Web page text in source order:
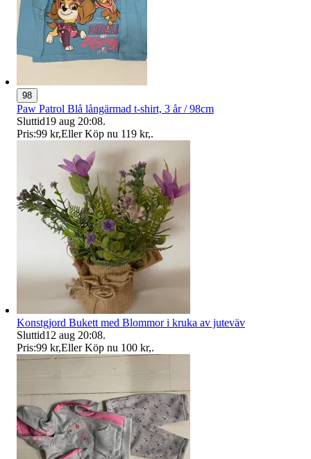
98
Paw Patrol Blå långärmad t-shirt, 3 år / 98cm
Sluttid19 aug 20:08.
Pris:99 kr,Eller Köp nu 119 kr,.
Konstgjord Bukett med Blommor i kruka av juteväv
Sluttid12 aug 20:08.
Pris:99 kr,Eller Köp nu 100 kr,.